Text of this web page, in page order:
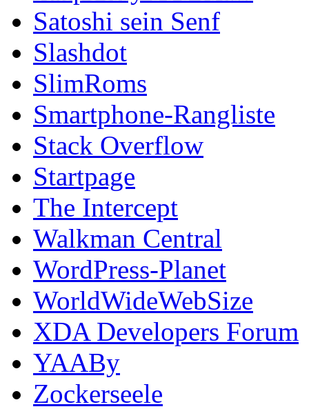
Satoshi sein Senf
Slashdot
SlimRoms
Smartphone-Rangliste
Stack Overflow
Startpage
The Intercept
Walkman Central
WordPress-Planet
WorldWideWebSize
XDA Developers Forum
YAABy
Zockerseele